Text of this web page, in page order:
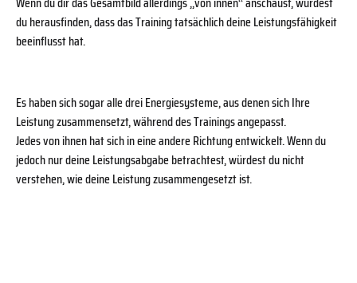
du herausfinden, dass das Training tatsächlich deine Leistungsfähigkeit
beeinflusst hat.
Es haben sich sogar alle drei Energiesysteme, aus denen sich Ihre
Leistung zusammensetzt, während des Trainings angepasst.
Jedes von ihnen hat sich in eine andere Richtung entwickelt. Wenn du
jedoch nur deine Leistungsabgabe betrachtest, würdest du nicht
verstehen, wie deine Leistung zusammengesetzt ist.